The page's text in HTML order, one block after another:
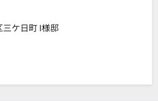
ケ日町 I様邸